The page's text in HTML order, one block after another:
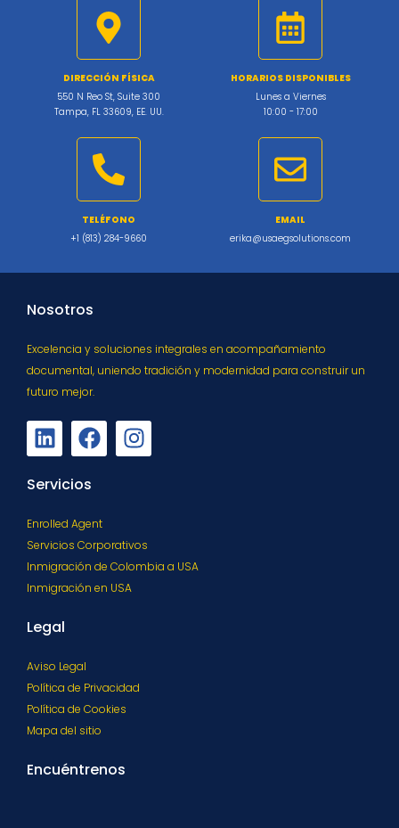
DIRECCIÓN FÍSICA
550 N Reo St, Suite 300
Tampa, FL 33609, EE. UU.
HORARIOS DISPONIBLES
Lunes a Viernes
10:00 - 17:00
TELÉFONO
+1 (813) 284-9660
EMAIL
erika@usaegsolutions.com
Nosotros
Excelencia y soluciones integrales en acompañamiento
documental, uniendo tradición y modernidad para construir un
futuro mejor.
Servicios
Enrolled Agent
Servicios Corporativos
Inmigración de Colombia a USA
Inmigración en USA
Legal
Aviso Legal
Política de Privacidad
Política de Cookies
Mapa del sitio
Encuéntrenos